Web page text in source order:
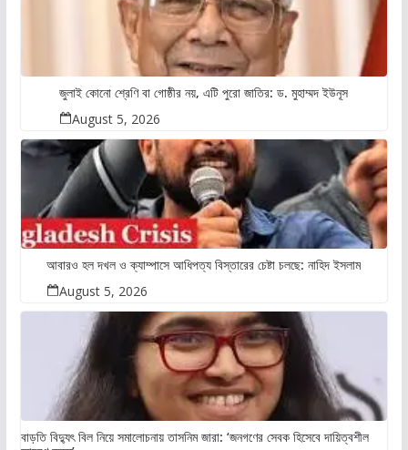
জুলাই কোনো শ্রেণি বা গোষ্ঠীর নয়, এটি পুরো জাতির: ড. মুহাম্মদ ইউনূস
August 5, 2026
আবারও হল দখল ও ক্যাম্পাসে আধিপত্য বিস্তারের চেষ্টা চলছে: নাহিদ ইসলাম
August 5, 2026
বাড়তি বিদ্যুৎ বিল নিয়ে সমালোচনায় তাসনিম জারা: ‘জনগণের সেবক হিসেবে দায়িত্বশীল